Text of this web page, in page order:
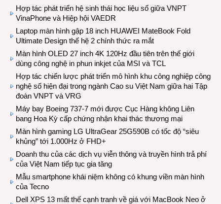
Hợp tác phát triển hệ sinh thái học liệu số giữa VNPT
VinaPhone và Hiệp hội VAEDR
Laptop màn hình gập 18 inch HUAWEI MateBook Fold
Ultimate Design thế hệ 2 chính thức ra mắt
Màn hình OLED 27 inch 4K 120Hz đầu tiên trên thế giới
dùng công nghệ in phun inkjet của MSI và TCL
Hợp tác chiến lược phát triển mô hình khu công nghiệp công
nghệ số hiện đại trong ngành Cao su Việt Nam giữa hai Tập
đoàn VNPT và VRG
Máy bay Boeing 737-7 mới được Cục Hàng không Liên
bang Hoa Kỳ cấp chứng nhận khai thác thương mại
Màn hình gaming LG UltraGear 25G590B có tốc độ “siêu
khủng” tới 1.000Hz ở FHD+
Doanh thu của các dịch vụ viễn thông và truyền hình trả phí
của Việt Nam tiếp tục gia tăng
Mẫu smartphone khái niệm không có khung viền màn hình
của Tecno
Dell XPS 13 mất thế cạnh tranh về giá với MacBook Neo ở